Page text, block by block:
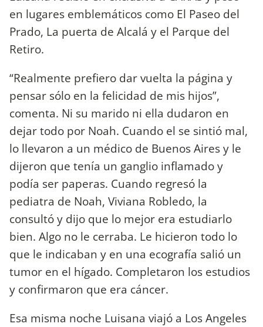
en lugares emblemáticos como El Paseo del
Prado, La puerta de Alcalá y el Parque del
Retiro.
“Realmente prefiero dar vuelta la página y
pensar sólo en la felicidad de mis hijos”,
comenta. Ni su marido ni ella dudaron en
dejar todo por Noah. Cuando el se sintió mal,
lo llevaron a un médico de Buenos Aires y le
dijeron que tenía un ganglio inflamado y
podía ser paperas. Cuando regresó la
pediatra de Noah, Viviana Robledo, la
consultó y dijo que lo mejor era estudiarlo
bien. Algo no le cerraba. Le hicieron todo lo
que le indicaban y en una ecografía salió un
tumor en el hígado. Completaron los estudios
y confirmaron que era cáncer.
Esa misma noche Luisana viajó a Los Angeles